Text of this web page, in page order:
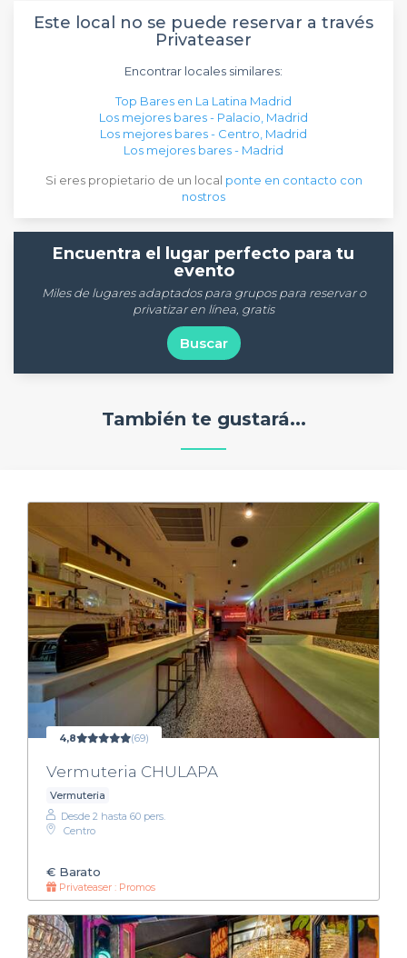
Este local no se puede reservar a través
Privateaser
Encontrar locales similares:
Top Bares en La Latina Madrid
Los mejores bares - Palacio, Madrid
Los mejores bares - Centro, Madrid
Los mejores bares - Madrid
Si eres propietario de un local ponte en contacto con
nostros
Encuentra el lugar perfecto para tu
evento
Miles de lugares adaptados para grupos para reservar o
privatizar en línea, gratis
Buscar
También te gustará...
4,8 (69)
Vermuteria CHULAPA
Vermuteria
Desde 2 hasta 60 pers.
Centro
€ Barato
Privateaser : Promos